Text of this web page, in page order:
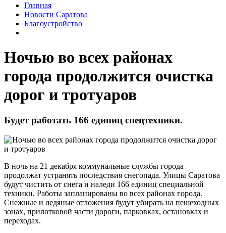
Главная
Новости Саратова
Благоустройство
Ночью во всех районах
города продолжится очистка
дорог и тротуаров
Будет работать 166 единиц спецтехники.
В ночь на 21 декабря коммунальные службы города
продолжат устранять последствия снегопада. Улицы Саратова
будут чистить от снега и наледи 166 единиц специальной
техники. Работы запланированы во всех районах города.
Снежные и ледяные отложения будут убирать на пешеходных
зонах, прилотковой части дороги, парковках, остановках и
переходах.